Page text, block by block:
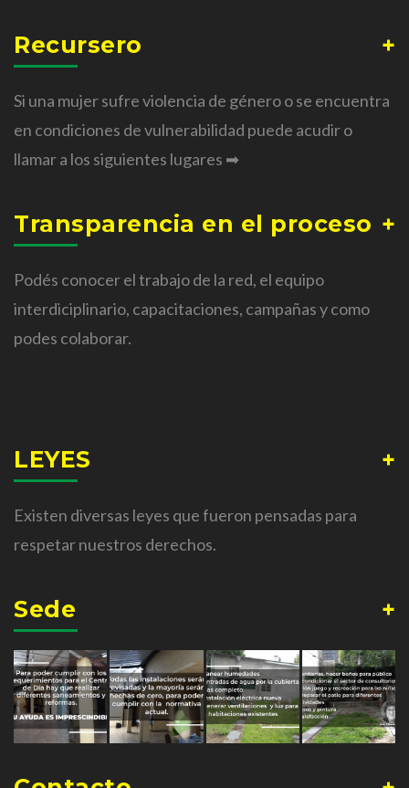
Recursero
Si una mujer sufre violencia de género o se encuentra
en condiciones de vulnerabilidad puede acudir o
llamar a los siguientes lugares ➡
Transparencia en el proceso
Podés conocer el trabajo de la red, el equipo
interdiciplinario, capacitaciones, campañas y como
podes colaborar.
LEYES
Existen diversas leyes que fueron pensadas para
respetar nuestros derechos.
Sede